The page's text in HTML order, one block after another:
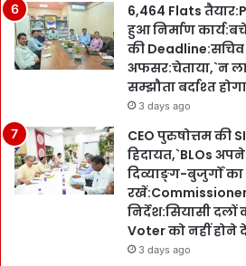
6,464 Flats
हुआ निर्माण
की Deadline:सचिव
अफसर:चेताया,`न
सम्झौता बर्दाश्त
3 days ago
CEO पुरुषोत्तम की
हिदायत,`BLOs
दिव्याङ्ग-बुजुर्गों
निर्देश:सियासी
Voter को नहीं होने
3 days ago